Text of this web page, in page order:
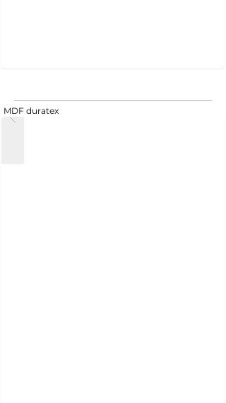
MDF duratex